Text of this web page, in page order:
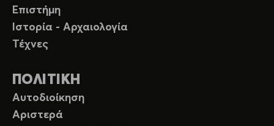
Επιστήμη
Ιστορία - Αρχαιολογία
Τέχνες
ΠΟΛΙΤΙΚΗ
Αυτοδιοίκηση
Αριστερά